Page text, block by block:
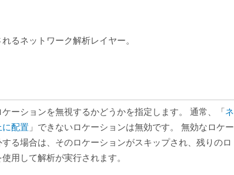
るネットワーク解析レイヤー。
ーションを無視するかどうかを指定します。 通常、「 ネ
に配置」できないロケーションは無効です。 無効なロケー
る場合は、そのロケーションがスキップされ、残りのロ
用して解析が実行されます。